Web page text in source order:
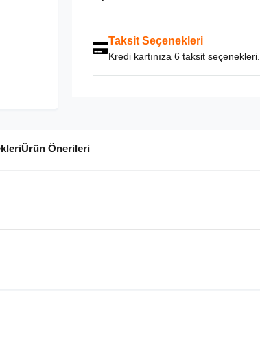
Taksit Seçenekleri
Kredi kartınıza 6 taksit seçenekleri.
Ürün Önerileri